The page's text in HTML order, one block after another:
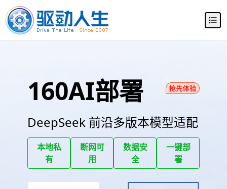
160AI部署
大师
DeepSeek 前沿多版本模型适配
本地私
有
断网可
用
数据安
全
一键部
署